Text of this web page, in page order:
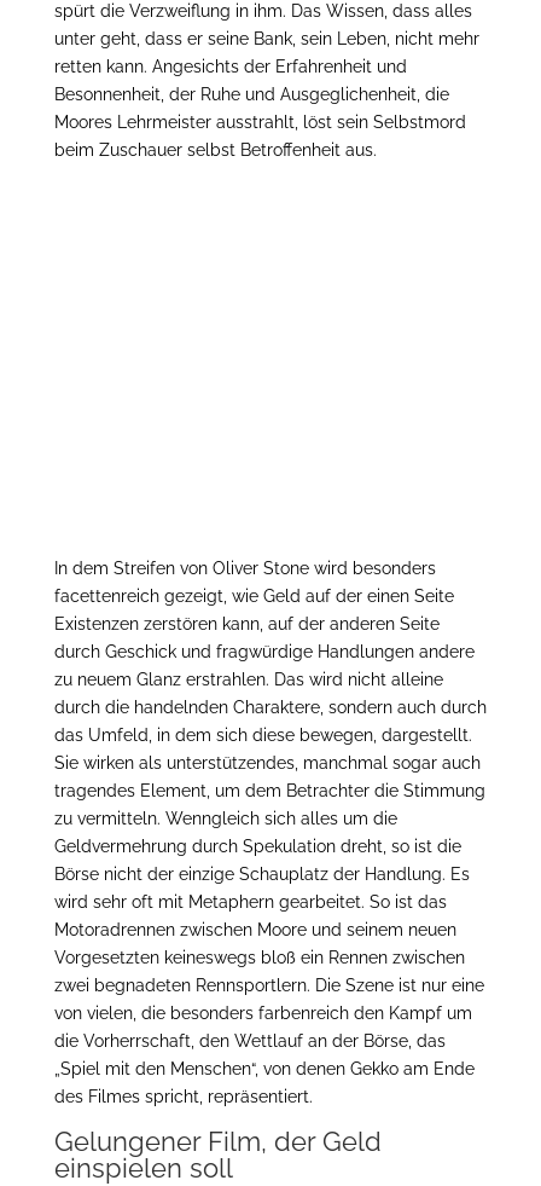
spürt die Verzweiflung in ihm. Das Wissen, dass alles
unter geht, dass er seine Bank, sein Leben, nicht mehr
retten kann. Angesichts der Erfahrenheit und
Besonnenheit, der Ruhe und Ausgeglichenheit, die
Moores Lehrmeister ausstrahlt, löst sein Selbstmord
beim Zuschauer selbst Betroffenheit aus.
In dem Streifen von Oliver Stone wird besonders
facettenreich gezeigt, wie Geld auf der einen Seite
Existenzen zerstören kann, auf der anderen Seite
durch Geschick und fragwürdige Handlungen andere
zu neuem Glanz erstrahlen. Das wird nicht alleine
durch die handelnden Charaktere, sondern auch durch
das Umfeld, in dem sich diese bewegen, dargestellt.
Sie wirken als unterstützendes, manchmal sogar auch
tragendes Element, um dem Betrachter die Stimmung
zu vermitteln. Wenngleich sich alles um die
Geldvermehrung durch Spekulation dreht, so ist die
Börse nicht der einzige Schauplatz der Handlung. Es
wird sehr oft mit Metaphern gearbeitet. So ist das
Motoradrennen zwischen Moore und seinem neuen
Vorgesetzten keineswegs bloß ein Rennen zwischen
zwei begnadeten Rennsportlern. Die Szene ist nur eine
von vielen, die besonders farbenreich den Kampf um
die Vorherrschaft, den Wettlauf an der Börse, das
„Spiel mit den Menschen“, von denen Gekko am Ende
des Filmes spricht, repräsentiert.
Gelungener Film, der Geld
einspielen soll